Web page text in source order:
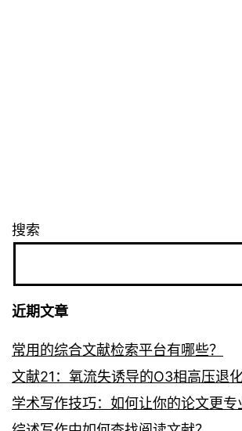
搜索
近期文章
常用的综合文献检索平台有哪些？
文献21：氧流失诱导的O3相高压退
学术写作技巧：如何让你的论文更专